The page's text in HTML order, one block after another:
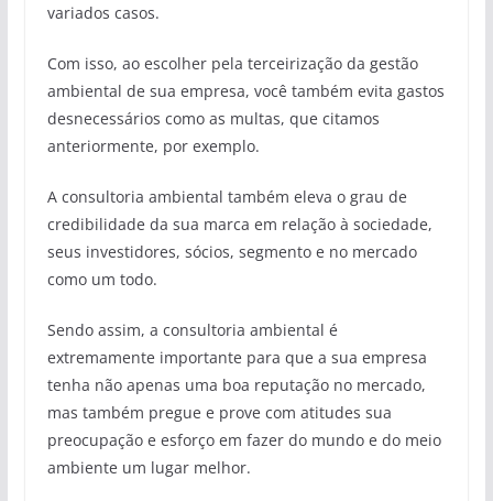
variados casos.
Com isso, ao escolher pela terceirização da gestão
ambiental de sua empresa, você também evita gastos
desnecessários como as multas, que citamos
anteriormente, por exemplo.
A consultoria ambiental também eleva o grau de
credibilidade da sua marca em relação à sociedade,
seus investidores, sócios, segmento e no mercado
como um todo.
Sendo assim, a consultoria ambiental é
extremamente importante para que a sua empresa
tenha não apenas uma boa reputação no mercado,
mas também pregue e prove com atitudes sua
preocupação e esforço em fazer do mundo e do meio
ambiente um lugar melhor.